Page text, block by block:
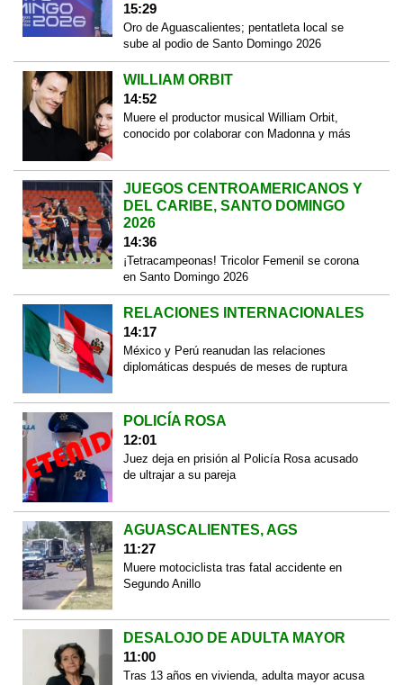
15:29
Oro de Aguascalientes; pentatleta local se
sube al podio de Santo Domingo 2026
WILLIAM ORBIT
14:52
Muere el productor musical William Orbit,
conocido por colaborar con Madonna y más
JUEGOS CENTROAMERICANOS Y
DEL CARIBE, SANTO DOMINGO
2026
14:36
¡Tetracampeonas! Tricolor Femenil se corona
en Santo Domingo 2026
RELACIONES INTERNACIONALES
14:17
México y Perú reanudan las relaciones
diplomáticas después de meses de ruptura
POLICÍA ROSA
12:01
Juez deja en prisión al Policía Rosa acusado
de ultrajar a su pareja
AGUASCALIENTES, AGS
11:27
Muere motociclista tras fatal accidente en
Segundo Anillo
DESALOJO DE ADULTA MAYOR
11:00
Tras 13 años en vivienda, adulta mayor acusa